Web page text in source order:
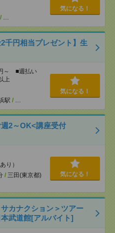
/ …
気になる！
千円相当プレゼント】生
～ ■週払い
上
駅 / …
気になる！
2～OK<講座受付
り）
/ 三田(東京都)
気になる！
カナクション＞ツアー
武道館[アルバイト]